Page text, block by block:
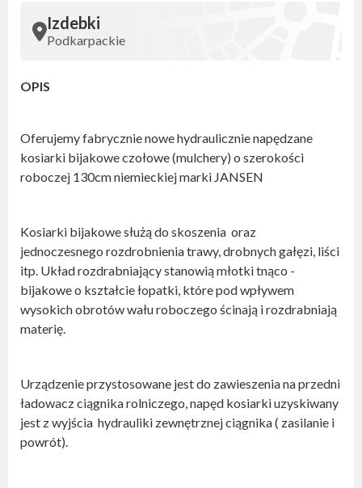
Izdebki
Podkarpackie
OPIS
Oferujemy fabrycznie nowe hydraulicznie napędzane
kosiarki bijakowe czołowe (mulchery) o szerokości
roboczej 130cm niemieckiej marki JANSEN
Kosiarki bijakowe służą do skoszenia oraz
jednoczesnego rozdrobnienia trawy, drobnych gałęzi, liści
itp. Układ rozdrabniający stanowią młotki tnąco -
bijakowe o kształcie łopatki, które pod wpływem
wysokich obrotów wału roboczego ścinają i rozdrabniają
materię.
Urządzenie przystosowane jest do zawieszenia na przedni
ładowacz ciągnika rolniczego, napęd kosiarki uzyskiwany
jest z wyjścia hydrauliki zewnętrznej ciągnika ( zasilanie i
powrót).